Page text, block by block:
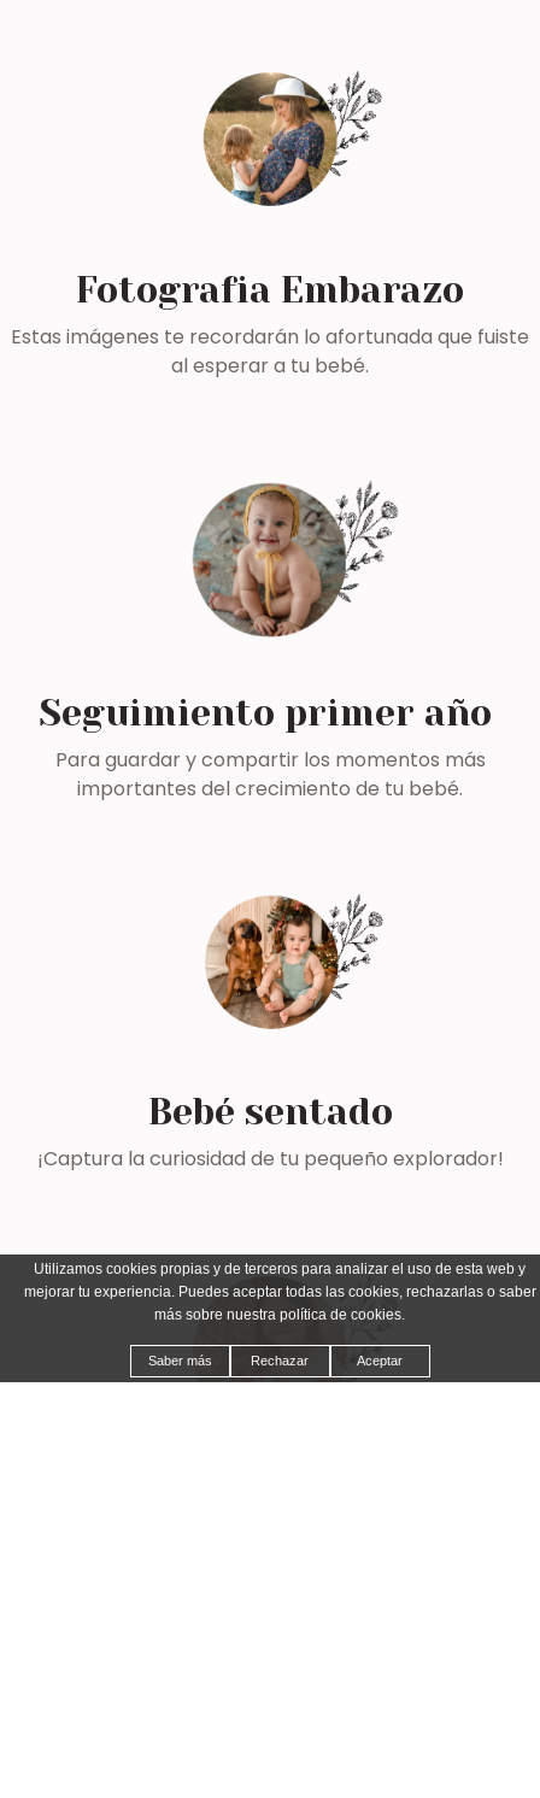
Utilizamos cookies propias y de terceros para analizar el uso de esta web y
mejorar tu experiencia. Puedes aceptar todas las cookies, rechazarlas o saber
más sobre nuestra política de cookies.
Saber más Rechazar Aceptar
Fotografia Embarazo
Estas imágenes te recordarán lo afortunada que fuiste
al esperar a tu bebé.
Seguimiento primer año
Para guardar y compartir los momentos más
importantes del crecimiento de tu bebé.
Bebé sentado
¡Captura la curiosidad de tu pequeño explorador!